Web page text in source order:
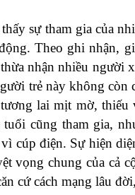
sự tham gia của
Theo ghi nhận,
nhận nhiều người
trẻ này không còn
lai mịt mờ, thiếu
cũng tham gia,
cúp điện. Sự hiện
vọng chung của cả
cứ cách mạng lâu